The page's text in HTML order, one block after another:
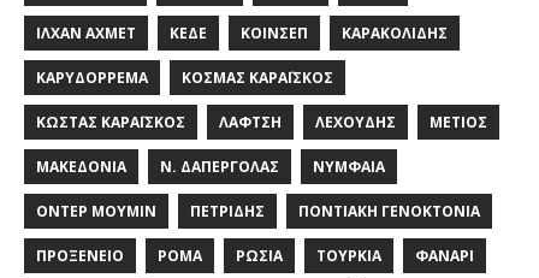
ΙΛΧΆΝ ΑΧΜΈΤ ΚΕΔΕ ΚΟΙΝΣΕΠ ΚΑΡΑΚΟΛΊΔΗΣ
ΚΑΡΥΔΌΡΡΕΜΑ ΚΟΣΜΆΣ ΚΑΡΑΪ́ΣΚΟΣ
ΚΏΣΤΑΣ ΚΑΡΑΪ́ΣΚΟΣ ΛΑΦΤΣΉ ΛΕΧΟΎΔΗΣ ΜΈΤΙΟΣ
ΜΑΚΕΔΟΝΊΑ Ν. ΔΑΠΈΡΓΟΛΑΣ ΝΥΜΦΑΊΑ
ΟΝΤΈΡ ΜΟΥΜΊΝ ΠΕΤΡΊΔΗΣ ΠΟΝΤΙΑΚΉ ΓΕΝΟΚΤΟΝΊΑ
ΠΡΟΞΕΝΕΊΟ ΡΟΜΆ ΡΩΣΊΑ ΤΟΥΡΚΊΑ ΦΑΝΆΡΙ